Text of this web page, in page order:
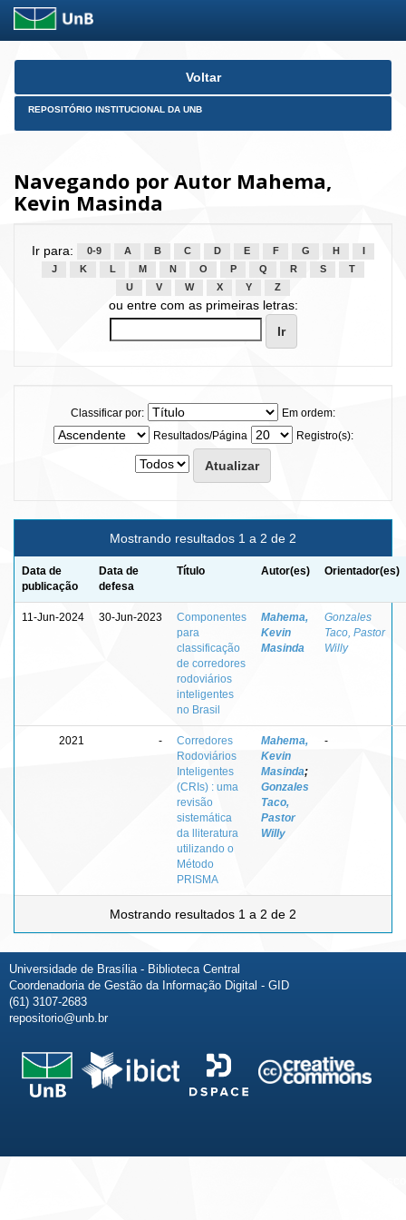
Skip
Voltar
REPOSITÓRIO INSTITUCIONAL DA UNB
Navegando por Autor Mahema,
Kevin Masinda
Ir para: 0-9 A B C D E F G H
J
K L M N O P Q R S
T
U
V W X Y Z
ou entre com as primeiras letras:
Classificar por:
Em ordem:
Resultados/Página
Registro(s):
Mostrando resultados 1 a 2 de 2
Data de
publicação
Data de
defesa
Título Autor(es) Orientador(es)
11-Jun-2024 30-Jun-2023
Componentes
para
classificação
de corredores
rodoviários
inteligentes
no Brasil
Mahema,
Kevin
Masinda
Gonzales
Taco, Pastor
Willy
2021 -
Corredores
Rodoviários
Inteligentes
(CRIs) : uma
revisão
sistemática
da lliteratura
utilizando o
Método
PRISMA
Mahema,
Kevin
Masinda;
Gonzales
Taco,
Pastor
Willy
-
Mostrando resultados 1 a 2 de 2
Universidade de Brasília - Biblioteca Central
Coordenadoria de Gestão da Informação Digital - GID
(61) 3107-2683
repositorio@unb.br